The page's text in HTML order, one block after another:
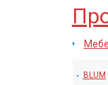
BLUM